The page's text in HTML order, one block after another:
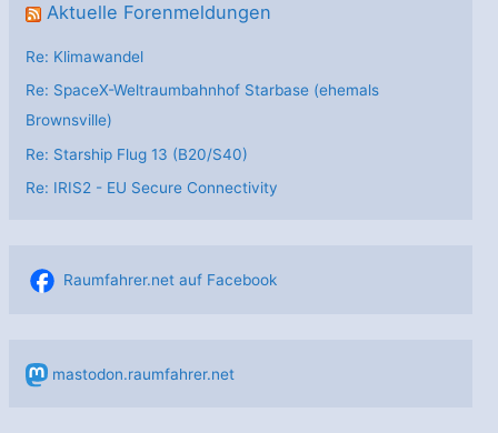
Aktuelle Forenmeldungen
Re: Klimawandel
Re: SpaceX-Weltraumbahnhof Starbase (ehemals
Brownsville)
Re: Starship Flug 13 (B20/S40)
Re: IRIS2 - EU Secure Connectivity
Raumfahrer.net auf Facebook
mastodon.raumfahrer.net